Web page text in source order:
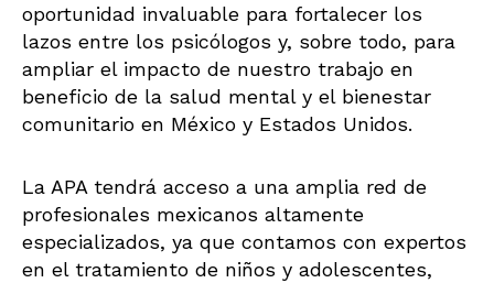
oportunidad invaluable para fortalecer los
lazos entre los psicólogos y, sobre todo, para
ampliar el impacto de nuestro trabajo en
beneficio de la salud mental y el bienestar
comunitario en México y Estados Unidos.
La APA tendrá acceso a una amplia red de
profesionales mexicanos altamente
especializados, ya que contamos con expertos
en el tratamiento de niños y adolescentes,